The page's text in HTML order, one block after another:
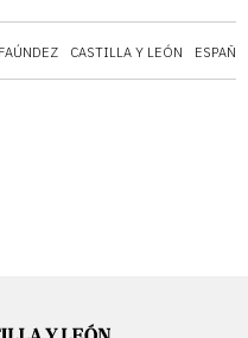
CASTILLA Y LEÓN ESPAÑA